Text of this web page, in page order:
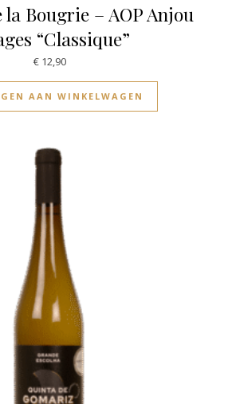
Bougrie – AOP Anjou
“Classique”
€12,90
AAN WINKELWAGEN